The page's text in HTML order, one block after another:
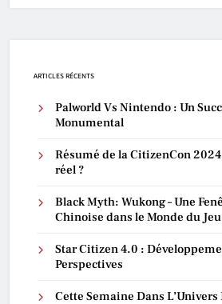
ARTICLES RÉCENTS
Palworld Vs Nintendo : Un
Monumental
Résumé de la CitizenCon 2024
réel ?
Black Myth: Wukong – Une
Chinoise dans le Monde du
Star Citizen 4.0 :
Perspectives
Cette Semaine Dans